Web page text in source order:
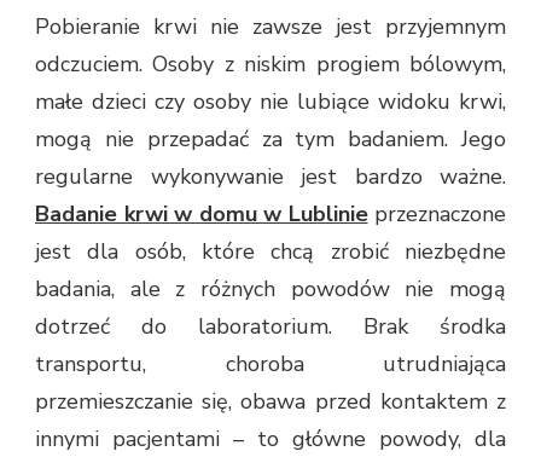
Pobieranie krwi nie zawsze jest przyjemnym
odczuciem. Osoby z niskim progiem bólowym,
małe dzieci czy osoby nie lubiące widoku krwi,
mogą nie przepadać za tym badaniem. Jego
regularne wykonywanie jest bardzo ważne.
Badanie krwi w domu w Lublinie przeznaczone
jest dla osób, które chcą zrobić niezbędne
badania, ale z różnych powodów nie mogą
dotrzeć do laboratorium. Brak środka
transportu, choroba utrudniająca
przemieszczanie się, obawa przed kontaktem z
innymi pacjentami – to główne powody, dla